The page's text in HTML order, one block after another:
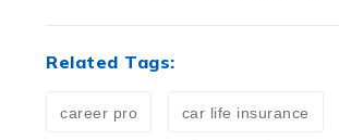
Related Tags:
career pro car life insurance